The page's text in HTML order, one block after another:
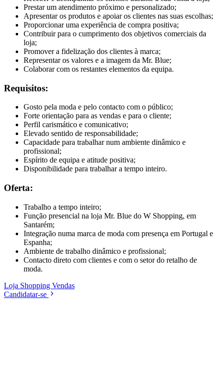
Prestar um atendimento próximo e personalizado;
Apresentar os produtos e apoiar os clientes nas suas escolhas;
Proporcionar uma experiência de compra positiva;
Contribuir para o cumprimento dos objetivos comerciais da
loja;
Promover a fidelização dos clientes à marca;
Representar os valores e a imagem da Mr. Blue;
Colaborar com os restantes elementos da equipa.
Requisitos:
Gosto pela moda e pelo contacto com o público;
Forte orientação para as vendas e para o cliente;
Perfil carismático e comunicativo;
Elevado sentido de responsabilidade;
Capacidade para trabalhar num ambiente dinâmico e
profissional;
Espírito de equipa e atitude positiva;
Disponibilidade para trabalhar a tempo inteiro.
Oferta:
Trabalho a tempo inteiro;
Função presencial na loja Mr. Blue do W Shopping, em
Santarém;
Integração numa marca de moda com presença em Portugal e
Espanha;
Ambiente de trabalho dinâmico e profissional;
Contacto direto com clientes e com o setor do retalho de
moda.
Loja Shopping Vendas
Candidatar-se